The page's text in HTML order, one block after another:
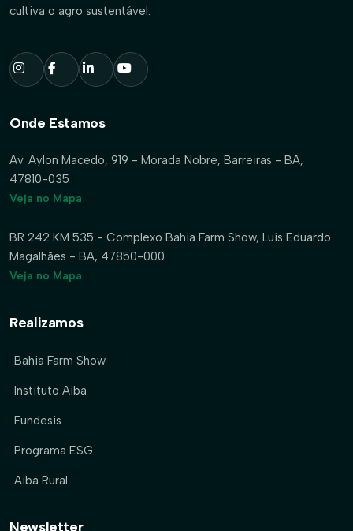
cultiva o agro sustentável.
Onde Estamos
Av. Aylon Macedo, 919 - Morada Nobre, Barreiras - BA,
47810-035
Veja no Mapa
BR 242 KM 535 - Complexo Bahia Farm Show, Luís Eduardo
Magalhães - BA, 47850-000
Veja no Mapa
Realizamos
Bahia Farm Show
Instituto Aiba
Fundesis
Programa ESG
Aiba Rural
Newsletter